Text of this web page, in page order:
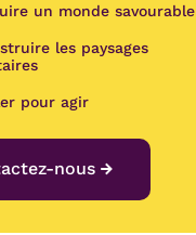
un monde savourable
les paysages
pour agir
nous